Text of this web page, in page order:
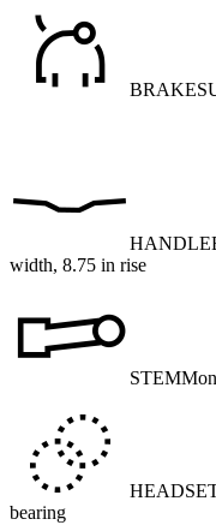
BRAKES
width, 8.75 in rise
STEM
bearing